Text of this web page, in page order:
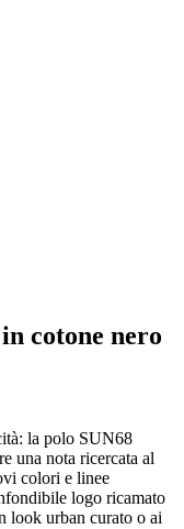
cotone nero
la polo SUN68
una nota ricercata al
colori e linee
logo ricamato
look urban curato o ai